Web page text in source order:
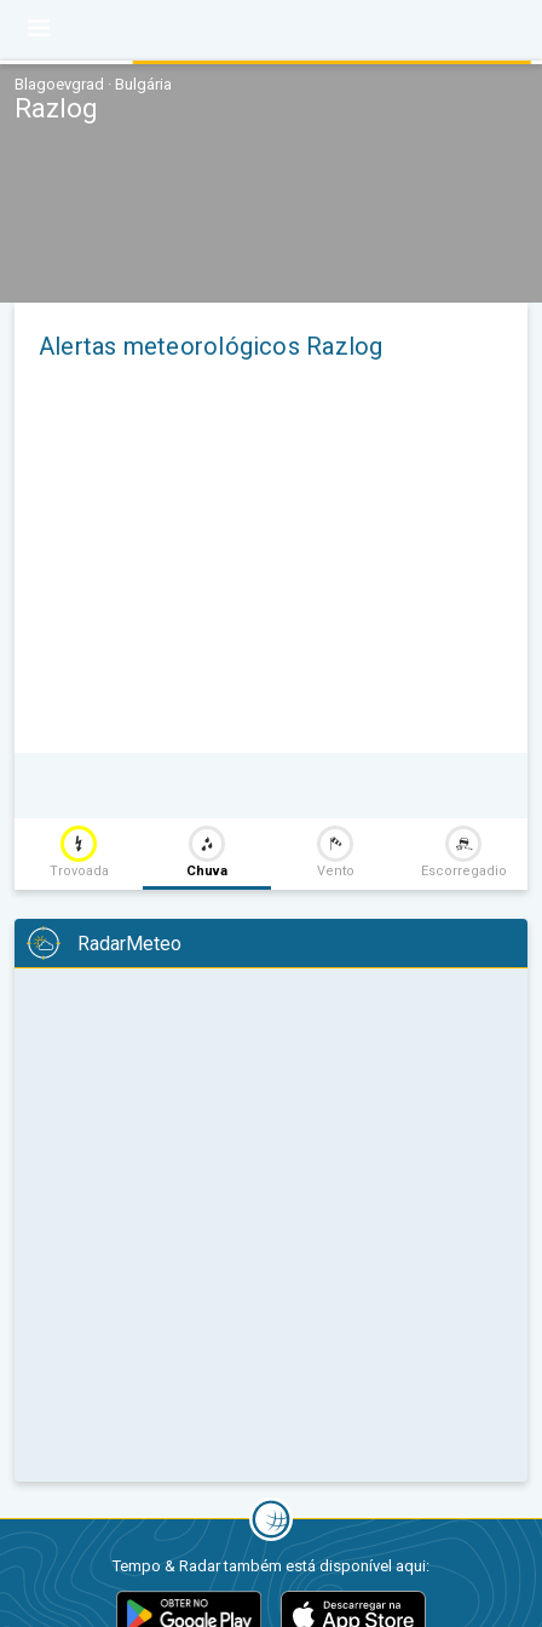
Blagoevgrad · Bulgária
Razlog
Alertas meteorológicos Razlog
Trovoada Chuva Vento Escorregadio
RadarMeteo
Tempo & Radar também está disponível aqui: